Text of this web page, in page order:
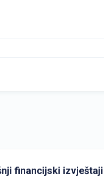
financijski izvještaji